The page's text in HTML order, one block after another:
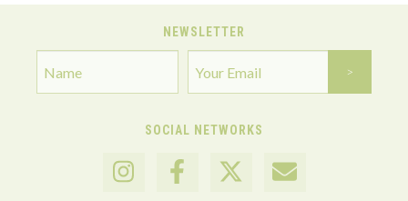
NEWSLETTER
SOCIAL NETWORKS